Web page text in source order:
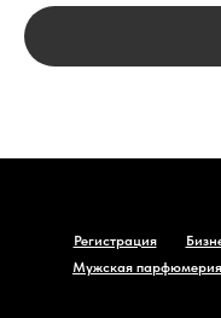
Регистрация
Мужская парфюмерия